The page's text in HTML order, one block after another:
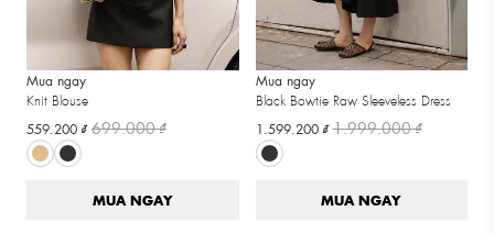
Mua ngay
Knit Blouse
559.200 ₫699.000 ₫
MUA NGAY
Mua ngay
Black Bowtie Raw Sleeveless Dress
1.599.200 ₫1.999.000 ₫
MUA NGAY